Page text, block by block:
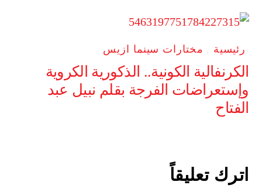
رئيسية , مختارات سينما ازيس
الكرنفالية الكونية.. الذكورية الكروية
وإستعراضات الفرجة بقلم نبيل عبد
الفتاح
اترك تعليقاً